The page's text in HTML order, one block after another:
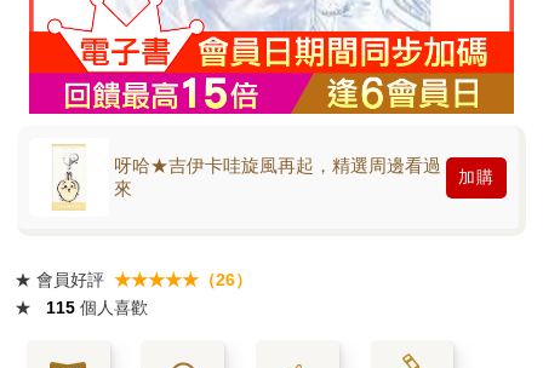
呀哈★吉伊卡哇旋風再起，精選周邊看過
來
加購
★ 會員好評 ★★★★★（26）
★
115 個人喜歡